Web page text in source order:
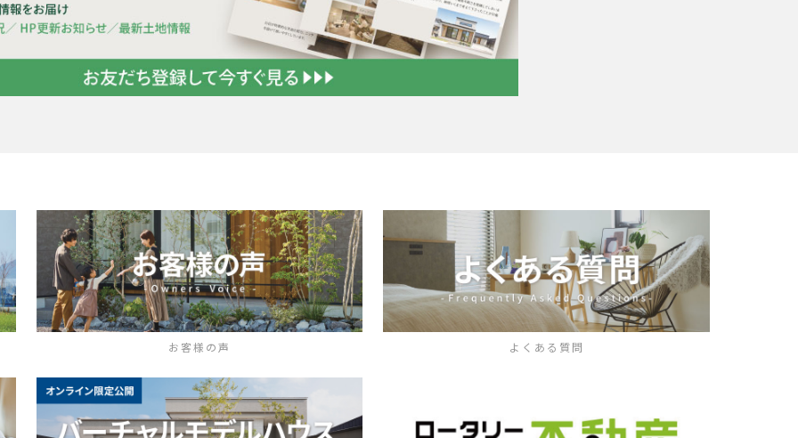
お客様の声 よくある質問